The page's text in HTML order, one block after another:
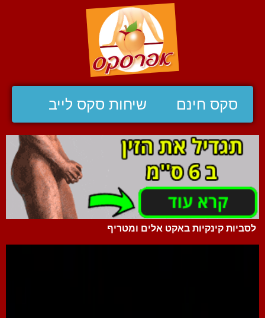
סקס חינם שיחות סקס לייב
לסביות קינקיות באקט אלים ומטריף